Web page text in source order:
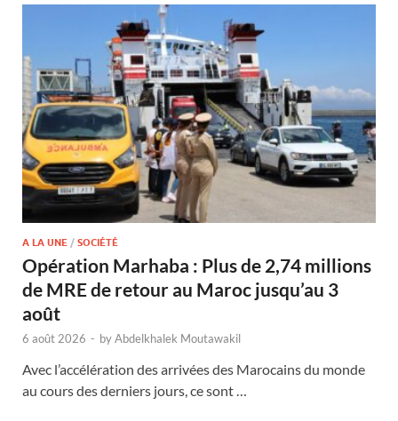
A LA UNE / SOCIÉTÉ
Opération Marhaba : Plus de 2,74 millions
de MRE de retour au Maroc jusqu’au 3
août
6 août 2026 - byAbdelkhalek Moutawakil
Avec l’accélération des arrivées des Marocains du monde
au cours des derniers jours, ce sont …